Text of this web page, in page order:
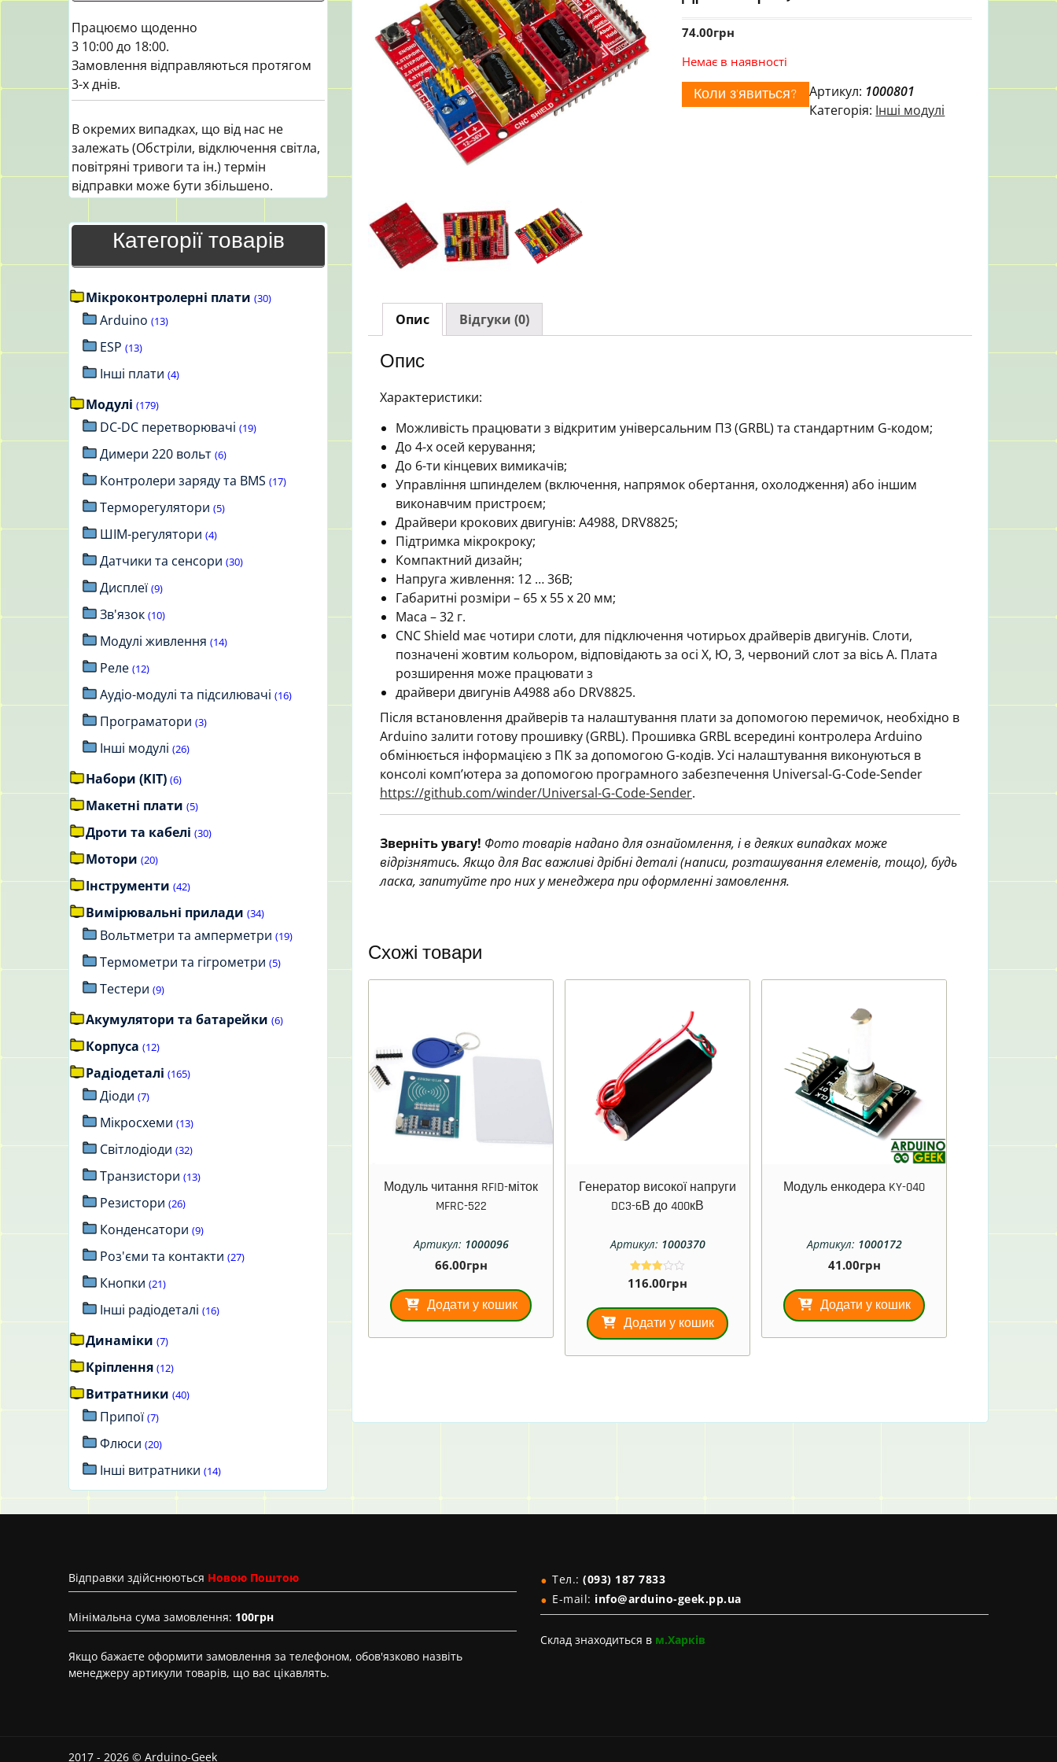
74.00грн
Немає в наявності
Коли з'явиться? Артикул: 1000801
Категорія: Інші модулі
Опис Відгуки (0)
Опис
Характеристики:
Можливість працювати з відкритим універсальним ПЗ (GRBL) та стандартним G-кодом;
До 4-х осей керування;
До 6-ти кінцевих вимикачів;
Управління шпинделем (включення, напрямок обертання, охолодження) або іншим
виконавчим пристроєм;
Драйвери крокових двигунів: A4988, DRV8825;
Підтримка мікрокроку;
Компактний дизайн;
Напруга живлення: 12 … 36В;
Габаритні розміри – 65 х 55 х 20 мм;
Маса – 32 г.
CNC Shield має чотири слоти, для підключення чотирьох драйверів двигунів. Слоти,
позначені жовтим кольором, відповідають за осі X, Ю, З, червоний слот за вісь A. Плата
розширення може працювати з
драйвери двигунів A4988 або DRV8825.
Після встановлення драйверів та налаштування плати за допомогою перемичок, необхідно в
Arduino залити готову прошивку (GRBL). Прошивка GRBL всередині контролера Arduino
обмінюється інформацією з ПК за допомогою G-кодів. Усі налаштування виконуються в
консолі комп’ютера за допомогою програмного забезпечення Universal-G-Code-Sender
https://github.com/winder/Universal-G-Code-Sender.
Зверніть увагу! Фото товарів надано для ознайомлення, і в деяких випадках може
відрізнятись. Якщо для Вас важливі дрібні деталі (написи, розташування елеменів, тощо), будь
ласка, запитуйте про них у менеджера при оформленні замовлення.
Схожі товари
Модуль читання RFID-міток
MFRC-522
Артикул: 1000096
66.00грн
Додати у кошик
Генератор високої напруги
DC3-6В до 400кВ
Артикул: 1000370
Оцінен
о в
з 5
116.00грн
Додати у кошик
Модуль енкодера KY-040
Артикул: 1000172
41.00грн
Додати у кошик
Працюємо щоденно
3 10:00 до 18:00.
Замовлення відправляються протягом
3-х днів.
В окремих випадках, що від нас не
залежать (Обстріли, відключення світла,
повітряні тривоги та ін.) термін
відправки може бути збільшено.
Категорії товарів
Мікроконтролерні плати (30)
Arduino (13)
ESP (13)
Інші плати (4)
Модулі (179)
DC-DC перетворювачі (19)
Димери 220 вольт (6)
Контролери заряду та BMS (17)
Терморегулятори (5)
ШІМ-регулятори (4)
Датчики та сенсори (30)
Дисплеї (9)
Зв'язок (10)
Модулі живлення (14)
Реле (12)
Аудіо-модулі та підсилювачі (16)
Програматори (3)
Інші модулі (26)
Набори (KIT) (6)
Макетні плати (5)
Дроти та кабелі (30)
Мотори (20)
Інструменти (42)
Вимірювальні прилади (34)
Вольтметри та амперметри (19)
Термометри та гігрометри (5)
Тестери (9)
Акумулятори та батарейки (6)
Корпуса (12)
Радіодеталі (165)
Діоди (7)
Мікросхеми (13)
Світлодіоди (32)
Транзистори (13)
Резистори (26)
Конденсатори (9)
Роз'єми та контакти (27)
Кнопки (21)
Інші радіодеталі (16)
Динаміки (7)
Кріплення (12)
Витратники (40)
Припої (7)
Флюси (20)
Інші витратники (14)
Вiдправки здійснюються Новою Поштою
Мінімальна сума замовлення: 100грн
Якщо бажаєте оформити замовлення за телефоном, обов'язково назвіть
менеджеру артикули товарів, що вас цікавлять.
Тел.: (093) 187 7833
E-mail: info@arduino-geek.pp.ua
Склад знаходиться в м.Харків
2017 - 2026 © Arduino-Geek